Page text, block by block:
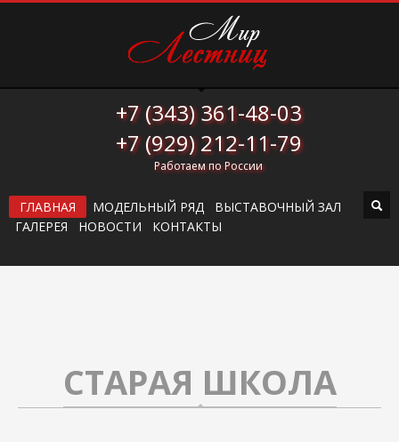
+7 (343) 361-48-03
+7 (929) 212-11-79
Работаем по России
ГЛАВНАЯ МОДЕЛЬНЫЙ РЯД
ВЫСТАВОЧНЫЙ ЗАЛ
ГАЛЕРЕЯ
НОВОСТИ КОНТАКТЫ
СТАРАЯ ШКОЛА